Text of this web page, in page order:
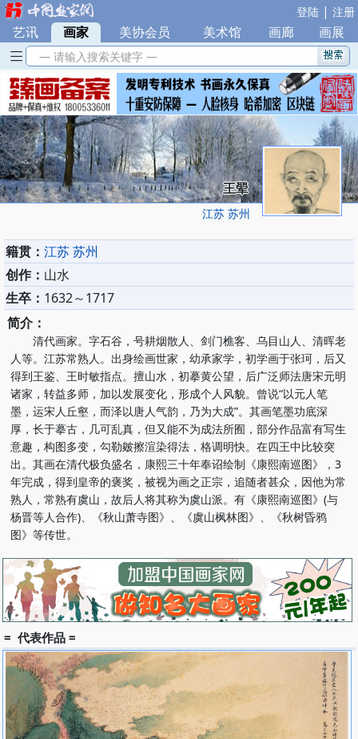
登陆 | 注册
艺讯 | 画家 美协会员 美术馆 画廊 画展
— 请输入搜索关键字 —
王翚
江苏 苏州
籍贯： 江苏 苏州
创作： 山水
生卒： 1632～1717
简介：
清代画家。字石谷，号耕烟散人、剑门樵客、乌目山人、清晖老
人等。江苏常熟人。出身绘画世家，幼承家学，初学画于张珂，后又
得到王鉴、王时敏指点。擅山水，初摹黄公望，后广泛师法唐宋元明
诸家，转益多师，加以发展变化，形成个人风貌。曾说“以元人笔
墨，运宋人丘壑，而泽以唐人气韵，乃为大成”。其画笔墨功底深
厚，长于摹古，几可乱真，但又能不为成法所囿，部分作品富有写生
意趣，构图多变，勾勒皴擦渲染得法，格调明快。在四王中比较突
出。其画在清代极负盛名，康熙三十年奉诏绘制《康熙南巡图》，3
年完成，得到皇帝的褒奖，被视为画之正宗，追随者甚众，因他为常
熟人，常熟有虞山，故后人将其称为虞山派。有《康熙南巡图》(与
杨晋等人合作)、《秋山萧寺图》、《虞山枫林图》、《秋树昏鸦
图》等传世。
= 代表作品 =